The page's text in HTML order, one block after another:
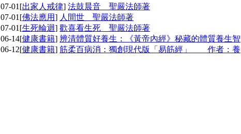
07-01 [出家人戒律] 法鼓晨音 聖嚴法師著
07-01 [佛法應用] 人間世 聖嚴法師著
07-01 [生死輪迴] 歡喜看生死 聖嚴法師著
06-14[健康書籍] 辨清體質好養生：《黃帝內經》秘藏的體質養生智
06-12[健康書籍] 筋柔百病消：獨創現代版「易筋經」 作者：養